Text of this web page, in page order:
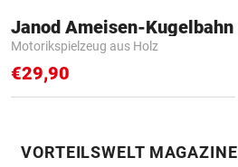
Janod Ameisen-Kugelbahn
Motorikspielzeug aus Holz
€29,90
VORTEILSWELT MAGAZINE